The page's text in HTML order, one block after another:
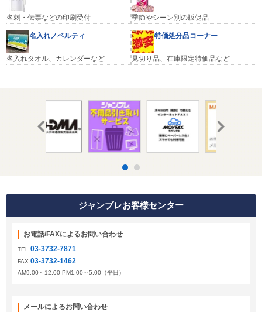
名刺・伝票などの印刷受付 季節やシーン別の販促品
名入れノベルティ
名入れタオル、カレンダーなど
特価処分品コーナー
見切り品、在庫限定特価品など
ジャンブレお客様センター
お電話/FAXによるお問い合わせ
TEL 03-3732-7871
FAX 03-3732-1462
AM9:00～12:00 PM1:00～5:00（平日）
メールによるお問い合わせ